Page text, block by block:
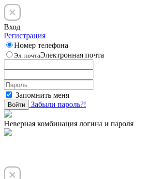
Вход
Регистрация
Номер телефона
Эл. почтаЭлектронная почта
Запомнить меня
Войти Забыли пароль?!
Неверная комбинация логина и пароля